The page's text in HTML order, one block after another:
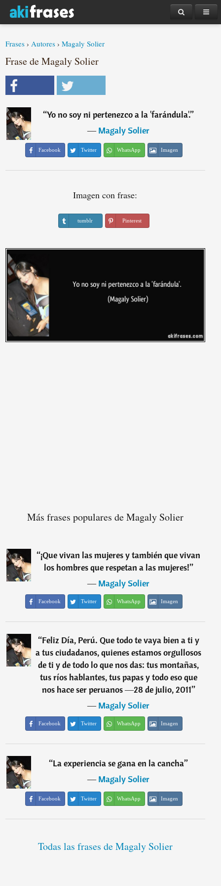
Frases ›Autores ›Magaly Solier
Frase de Magaly Solier
“Yo no soy ni pertenezco a la 'farándula'.”
―Magaly Solier
Facebook Twitter WhatsApp Imagen
Imagen con frase:
tumblr Pinterest
Más frases populares de Magaly Solier
“¡Que vivan las mujeres y también que vivan
los hombres que respetan a las mujeres!”
―Magaly Solier
Facebook Twitter WhatsApp Imagen
“Feliz Día, Perú. Que todo te vaya bien a ti y
a tus ciudadanos, quienes estamos orgullosos
de ti y de todo lo que nos das: tus montañas,
tus ríos hablantes, tus papas y todo eso que
nos hace ser peruanos ―28 de julio, 2011”
―Magaly Solier
Facebook Twitter WhatsApp Imagen
“La experiencia se gana en la cancha”
―Magaly Solier
Facebook Twitter WhatsApp Imagen
Todas las frases de Magaly Solier